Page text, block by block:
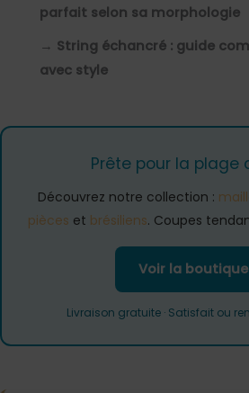
parfait selon sa morphologie
→ String échancré : guide
avec style
Prête pour la plage
Découvrez notre collection :
pièces et brésiliens. Coupes
Voir la
Livraison gratuite · Satisfait ou